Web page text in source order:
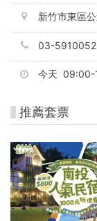
新竹市東區
03-
今天 09:00-
推薦套票